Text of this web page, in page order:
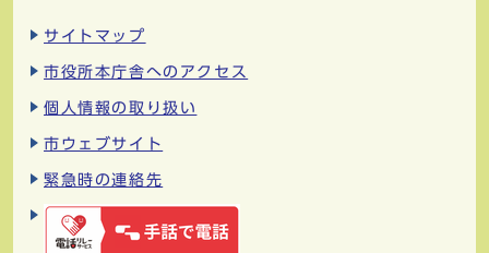
サイトマップ
市役所本庁舎へのアクセス
個人情報の取り扱い
市ウェブサイト
緊急時の連絡先